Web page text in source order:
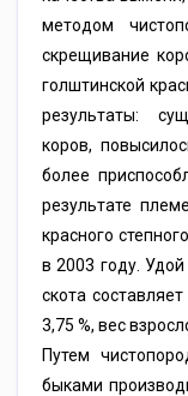
методом
скрещивание
голштинской
результаты:
коров,
более
результате
красного
в 2003 году. Удой
скота
3,75 %, вес
Путем
быками